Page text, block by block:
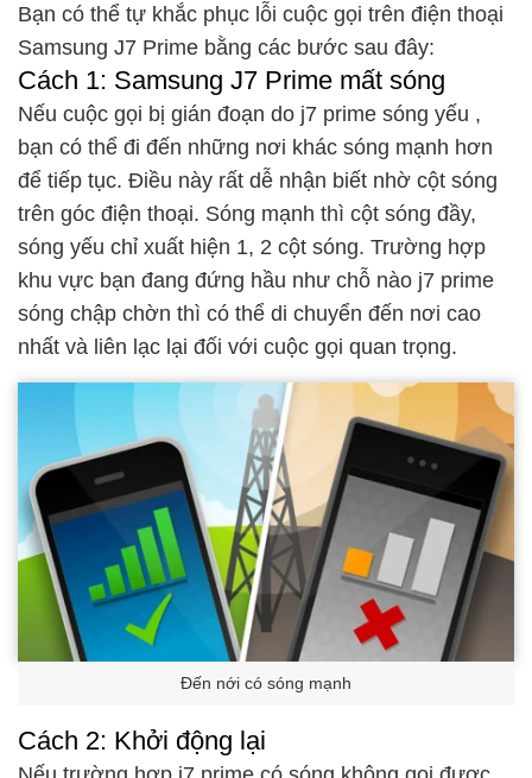
Bạn có thể tự khắc phục lỗi cuộc gọi trên điện thoại
Samsung J7 Prime bằng các bước sau đây:
Cách 1: Samsung J7 Prime mất sóng
Nếu cuộc gọi bị gián đoạn do j7 prime sóng yếu ,
bạn có thể đi đến những nơi khác sóng mạnh hơn
để tiếp tục. Điều này rất dễ nhận biết nhờ cột sóng
trên góc điện thoại. Sóng mạnh thì cột sóng đầy,
sóng yếu chỉ xuất hiện 1, 2 cột sóng. Trường hợp
khu vực bạn đang đứng hầu như chỗ nào j7 prime
sóng chập chờn thì có thể di chuyển đến nơi cao
nhất và liên lạc lại đối với cuộc gọi quan trọng.
Đến nới có sóng mạnh
Cách 2: Khởi động lại